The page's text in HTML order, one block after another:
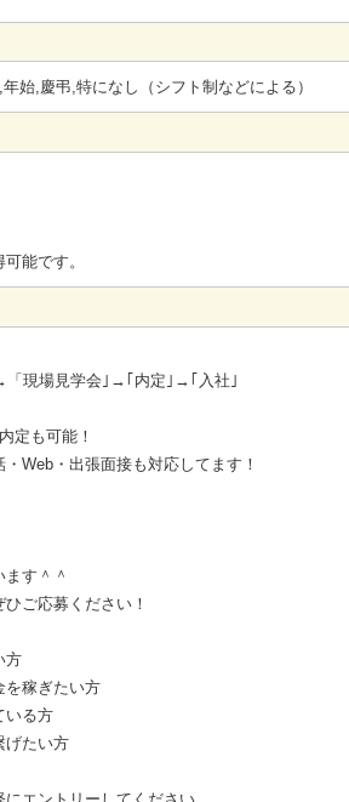
始,慶弔,特になし（シフト制などによる）
能です。
「現場見学会｣→｢内定｣→｢入社｣
定も可能！
Web・出張面接も対応してます！
す＾＾
ご応募ください！
方
を稼ぎたい方
いる方
げたい方